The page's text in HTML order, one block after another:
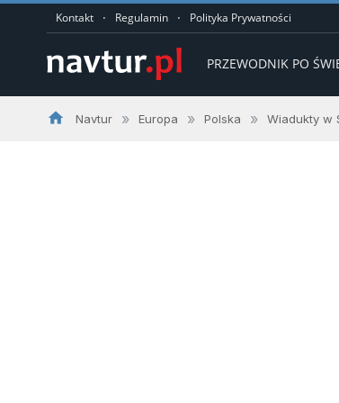
Kontakt · Regulamin · Polityka Prywatności
PRZEWODNIK PO
home Navtur » Europa » Polska » Wiadukty w